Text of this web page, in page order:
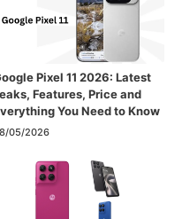
Pixel 11 2026: Latest
Features, Price and
You Need to Know
05/2026